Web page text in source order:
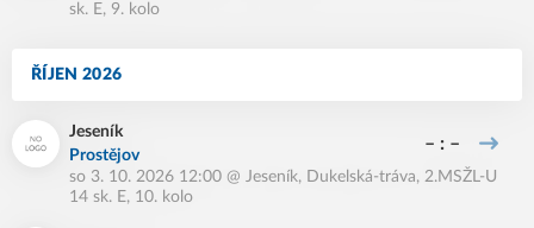
sk. E, 9. kolo
ŘÍJEN 2026
Jeseník
Prostějov
– : –
so 3. 10. 2026 12:00 @ Jeseník, Dukelská-tráva, 2.MSŽL-U
14 sk. E, 10. kolo